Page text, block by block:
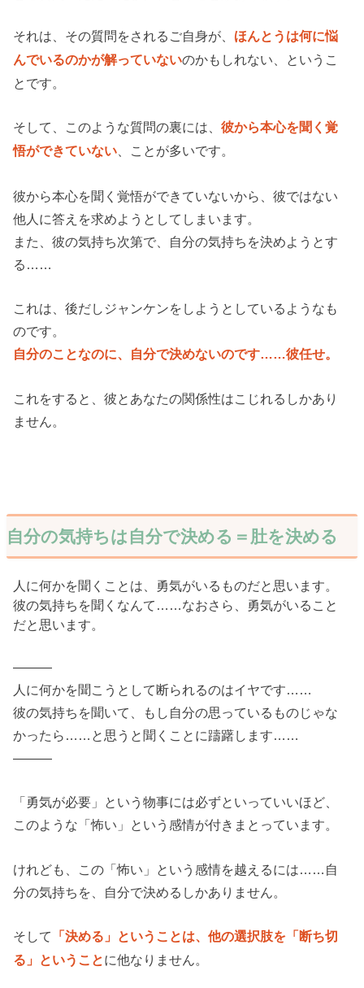
それは、その質問をされるご自身が、 ほんとうは何に悩
んでいるのかが解っていないのかもしれない、というこ
とです。
そして、このような質問の裏には、彼から本心を聞く覚
悟ができていない 、ことが多いです。
彼から本心を聞く覚悟ができていないから、彼ではない
他人に答えを求めようとしてしまいます。
また、彼の気持ち次第で、自分の気持ちを決めようとす
る……
これは、後だしジャンケンをしようとしているようなも
のです。
自分のことなのに、自分で決めないのです……彼任せ。
これをすると、彼とあなたの関係性はこじれるしかあり
ません。
自分の気持ちは自分で決める＝肚を決める
人に何かを聞くことは、勇気がいるものだと思います。
彼の気持ちを聞くなんて……なおさら、勇気がいること
だと思います。
———
人に何かを聞こうとして断られるのはイヤです……
彼の気持ちを聞いて、もし自分の思っているものじゃな
かったら……と思うと聞くことに躊躇します……
———
「勇気が必要」という物事には必ずといっていいほど、
このような「怖い」という感情が付きまとっています。
けれども、この「怖い」という感情を越えるには……自
分の気持ちを、自分で決めるしかありません。
そして
「決める」ということは、他の選択肢を「断ち切
る」ということに他なりません。